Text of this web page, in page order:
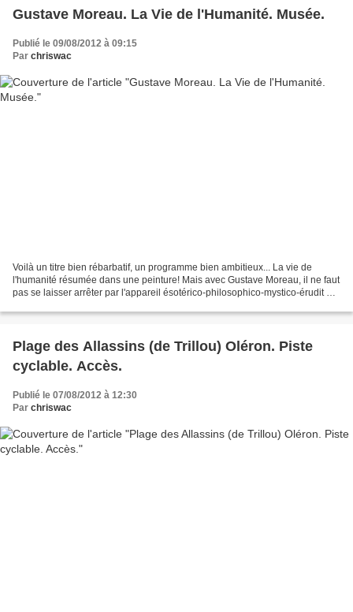
Gustave Moreau. La Vie de l'Humanité. Musée.
Publié le 09/08/2012 à 09:15
Par chriswac
Voilà un titre bien rébarbatif, un programme bien ambitieux... La vie de
l'humanité résumée dans une peinture! Mais avec Gustave Moreau, il ne faut
pas se laisser arrêter par l'appareil ésotérico-philosophico-mystico-érudit de
Plage des Allassins (de Trillou) Oléron. Piste
cyclable. Accès.
Publié le 07/08/2012 à 12:30
Par chriswac